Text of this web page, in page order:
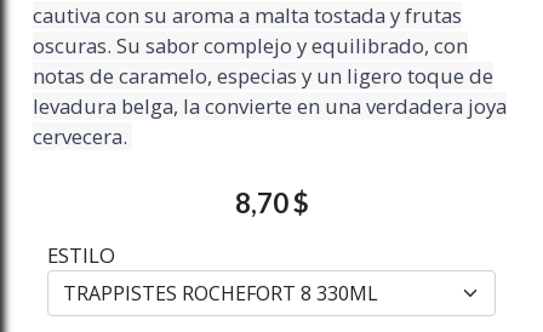
cautiva con su aroma a malta tostada y frutas
oscuras. Su sabor complejo y equilibrado, con
notas de caramelo, especias y un ligero toque de
levadura belga, la convierte en una verdadera joya
cervecera.
8,70 $
ESTILO